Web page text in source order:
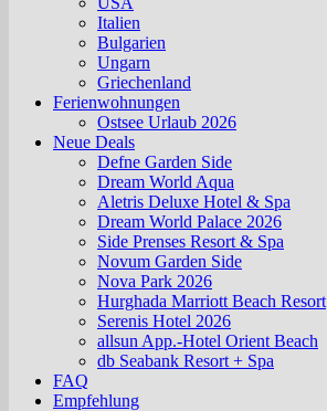
Italien
Bulgarien
Ungarn
Griechenland
Ferienwohnungen
Ostsee Urlaub 2026
Neue Deals
Defne Garden Side
Dream World Aqua
Aletris Deluxe Hotel & Spa
Dream World Palace 2026
Side Prenses Resort & Spa
Novum Garden Side
Nova Park 2026
Hurghada Marriott Beach Resort
Serenis Hotel 2026
allsun App.-Hotel Orient Beach
db Seabank Resort + Spa
FAQ
Empfehlung